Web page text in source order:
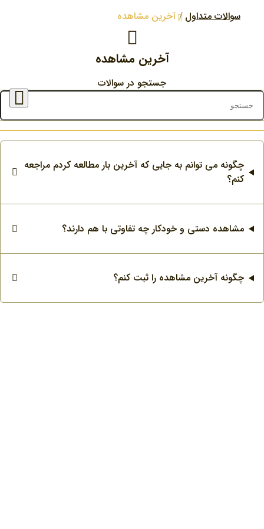
سوالات متداول آخرین مشاهده
آخرین مشاهده
جستجو در سوالات
چگونه می توانم به جایی که آخرین بار مطالعه کردم مراجعه
کنم؟
مشاهده دستی و خودکار چه تفاوتی با هم دارند؟
چگونه آخرین مشاهده را ثبت کنم؟